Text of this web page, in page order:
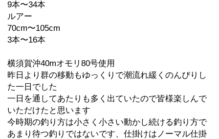
9本〜34本
ルアー
70cm〜105cm
3本〜16本
横須賀沖40mオモリ80号使用
昨日より群の移動もゆっくりで潮流れ緩くのんびりし
た一日でした
一日を通してあたりも多く出ていたので皆様楽しんで
いただけたと思います
今時期の釣り方は小さく小さい動かし続ける釣り方で
あまり待つ釣りではないです、仕掛けはノーマル仕掛